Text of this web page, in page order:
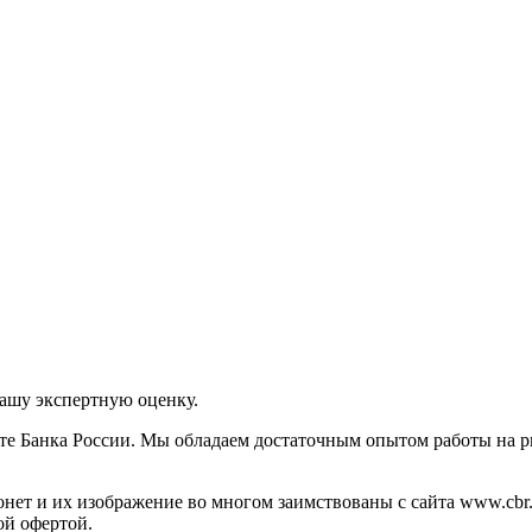
экспертную оценку.
Банка России. Мы обладаем достаточным опытом работы на
и их изображение во многом заимствованы с сайта
офертой.